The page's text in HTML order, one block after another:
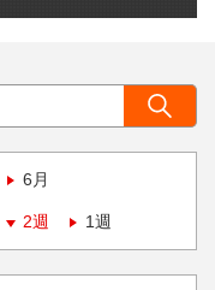
6月
2週 1週